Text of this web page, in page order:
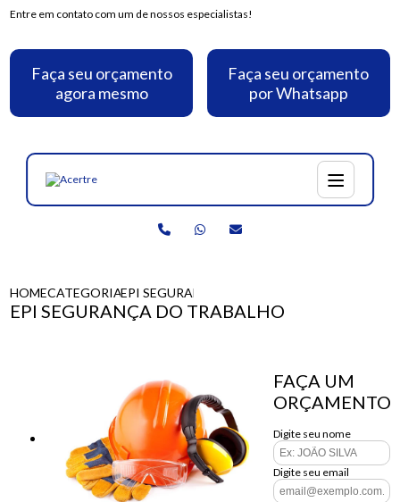
Entre em contato com um de nossos especialistas!
Faça seu orçamento
agora mesmo
Faça seu orçamento
por Whatsapp
HOMECATEGORIASEPI SEGURANÇA DO TRABALHO
EPI SEGURANÇA DO TRABALHO
FAÇA UM
ORÇAMENTO
Digite seu nome
Digite seu email